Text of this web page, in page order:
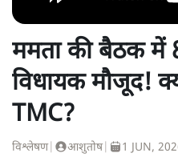
ममता की बैठक में
विधायक मौजूद!
TMC?
विश्लेषण| आशुतोष| 1 JUN,